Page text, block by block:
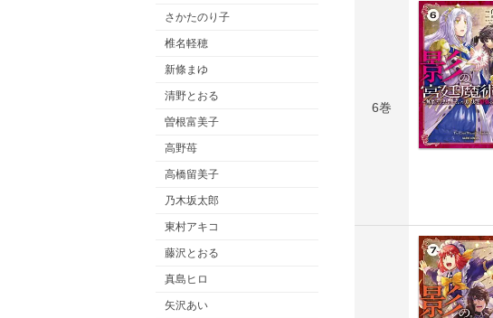
さかたのり子
椎名軽穂
新條まゆ
清野とおる
曽根富美子
高野苺
高橋留美子
乃木坂太郎
東村アキコ
藤沢とおる
真島ヒロ
矢沢あい
6巻